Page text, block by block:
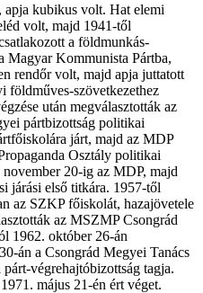
apja kubikus volt. Hat elemi
volt, majd 1941-től
a földmunkás-
Magyar Kommunista Pártba,
rendőr volt, majd apja juttatott
földműves-szövetkezethez
után megválasztották az
pártbizottság politikai
járt, majd az MDP
Osztály politikai
20-ig az MDP, majd
járási első titkára. 1957-től
az SZKP főiskolát, hazajövetele
az MSZMP Csongrád
1962. október 26-án
án a Csongrád Megyei Tanács
végrehajtóbizottság tagja.
május 21-én ért véget.